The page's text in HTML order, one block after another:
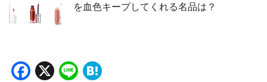
を血色キープしてくれる名品は？
Facebook
X Line